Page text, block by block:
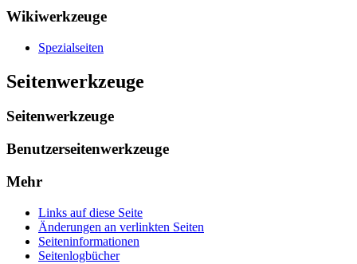
Wikiwerkzeuge
Spezialseiten
Seitenwerkzeuge
Seitenwerkzeuge
Benutzerseitenwerkzeuge
Mehr
Links auf diese Seite
Änderungen an verlinkten Seiten
Seiten­informationen
Seitenlogbücher